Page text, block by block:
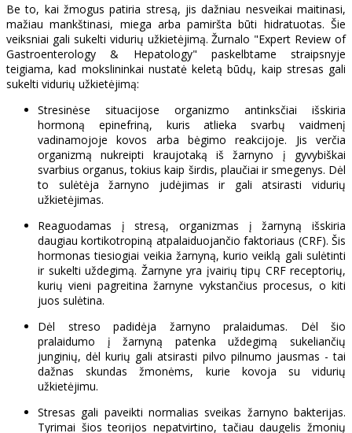
Be to, kai žmogus patiria stresą, jis dažniau nesveikai maitinasi,
mažiau mankštinasi, miega arba pamiršta būti hidratuotas. Šie
veiksniai gali sukelti vidurių užkietėjimą. Žurnalo "Expert Review of
Gastroenterology & Hepatology" paskelbtame straipsnyje
teigiama, kad mokslininkai nustatė keletą būdų, kaip stresas gali
sukelti vidurių užkietėjimą:
Stresinėse situacijose organizmo antinksčiai išskiria
hormoną epinefriną, kuris atlieka svarbų vaidmenį
vadinamojoje kovos arba bėgimo reakcijoje. Jis verčia
organizmą nukreipti kraujotaką iš žarnyno į gyvybiškai
svarbius organus, tokius kaip širdis, plaučiai ir smegenys. Dėl
to sulėtėja žarnyno judėjimas ir gali atsirasti vidurių
užkietėjimas.
Reaguodamas į stresą, organizmas į žarnyną išskiria
daugiau kortikotropiną atpalaiduojančio faktoriaus (CRF). Šis
hormonas tiesiogiai veikia žarnyną, kurio veiklą gali sulėtinti
ir sukelti uždegimą. Žarnyne yra įvairių tipų CRF receptorių,
kurių vieni pagreitina žarnyne vykstančius procesus, o kiti
juos sulėtina.
Dėl streso padidėja žarnyno pralaidumas. Dėl šio
pralaidumo į žarnyną patenka uždegimą sukeliančių
junginių, dėl kurių gali atsirasti pilvo pilnumo jausmas - tai
dažnas skundas žmonėms, kurie kovoja su vidurių
užkietėjimu.
Stresas gali paveikti normalias sveikas žarnyno bakterijas.
Tyrimai šios teorijos nepatvirtino, tačiau daugelis žmonių